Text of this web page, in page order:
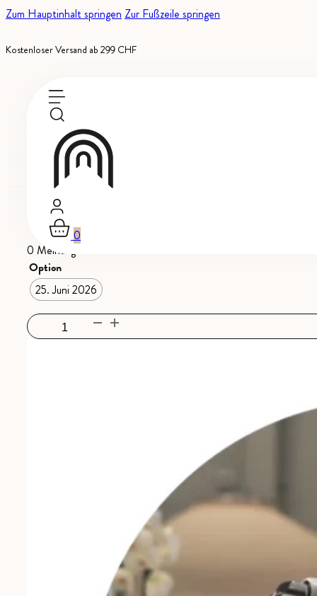
Zum Hauptinhalt springen Zur Fußzeile springen
Kostenloser Versand ab 299 CHF
0
Auf Bestellung erhältlich
Zurzeit, Veranstaltungen
Tauchendes
0 Meinungen
Option
25. Juni 2026
Dégustation
immersive